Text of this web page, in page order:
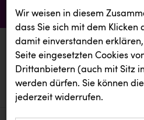
aktuelle aussendungen
aktuelle aussendungen
Wir weisen in diesem
dass Sie sich mit dem Klicken
damit ein­ver­standen
Seite eingesetzten Cookies
Drittanbietern (auch mit Sitz
werden dürfen. Sie können
jederzeit widerrufen.